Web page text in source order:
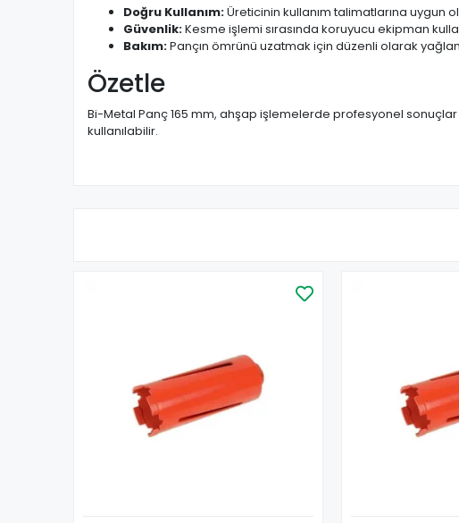
Doğru Kullanım:Üreticinin kullanım talimatlarına uygun
Güvenlik:Kesme işlemi sırasında koruyucu ekipman
Bakım:Pançın ömrünü uzatmak için düzenli olarak
Özetle
Bi-Metal Panç 165 mm, ahşap işlemelerde profesyonel sonuçlar
kullanılabilir.